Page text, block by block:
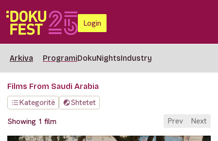
Login
Arkiva ProgramiDokuNightsIndustry
Films From Saudi Arabia
Kategoritë
Shtetet
Showing 1 film
Prev Next